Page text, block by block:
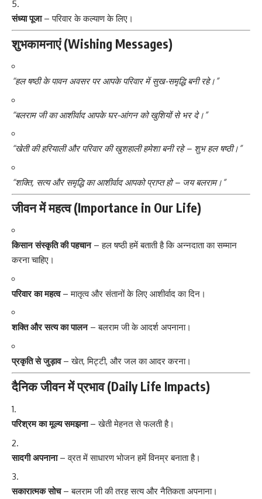
संध्या पूजा– परिवार के कल्याण के लिए।
शुभकामनाएं (Wishing Messages)
“हल षष्ठी के पावन अवसर पर आपके परिवार में सुख-समृद्धि बनी रहे।”
“बलराम जी का आशीर्वाद आपके घर-आंगन को खुशियों से भर दे।”
“खेती की हरियाली और परिवार की खुशहाली हमेशा बनी रहे – शुभ हल षष्ठी।”
“शक्ति, सत्य और समृद्धि का आशीर्वाद आपको प्राप्त हो – जय बलराम।”
जीवन में महत्व (Importance in Our Life)
किसान संस्कृति की पहचान– हल षष्ठी हमें बताती है कि अन्नदाता का सम्मान
करना चाहिए।
परिवार का महत्व– मातृत्व और संतानों के लिए आशीर्वाद का दिन।
शक्ति और सत्य का पालन– बलराम जी के आदर्श अपनाना।
प्रकृति से जुड़ाव– खेत, मिट्टी, और जल का आदर करना।
दैनिक जीवन में प्रभाव (Daily Life Impacts)
परिश्रम का मूल्य समझना– खेती मेहनत से फलती है।
सादगी अपनाना– व्रत में साधारण भोजन हमें विनम्र बनाता है।
सकारात्मक सोच– बलराम जी की तरह सत्य और नैतिकता अपनाना।